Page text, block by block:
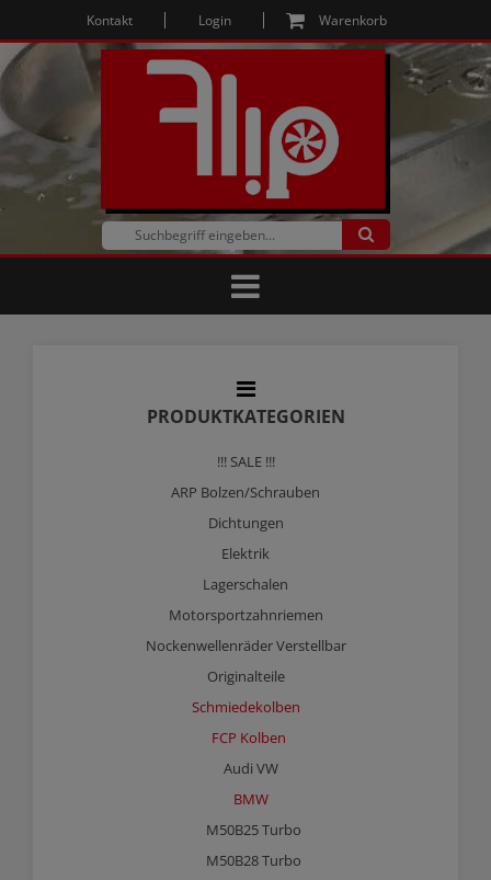
Kontakt Login Warenkorb
PRODUKTKATEGORIEN
!!! SALE !!!
ARP Bolzen/Schrauben
Dichtungen
Elektrik
Lagerschalen
Motorsportzahnriemen
Nockenwellenräder Verstellbar
Originalteile
Schmiedekolben
FCP Kolben
Audi VW
BMW
M50B25 Turbo
M50B28 Turbo